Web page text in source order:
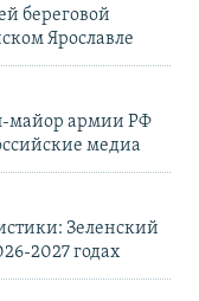
береговой
Ярославле
майор армии РФ
медиа
Зеленский
2027 годах